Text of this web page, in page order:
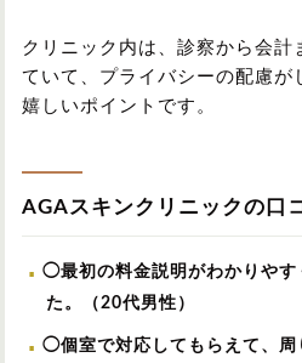
クリニック内は、診察から会計
ていて、プライバシーの配慮が
嬉しいポイントです。
AGAスキンクリニックの口
◯最初の料金説明がわかりやす
た。（20代男性）
◯個室で対応してもらえて、周